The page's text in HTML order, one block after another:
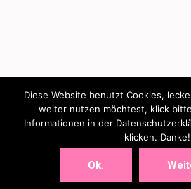
Diese Website benutzt Cookies,
weiter nutzen möchtest, klick
Informationen in der
klicken. Danke!
Ok.